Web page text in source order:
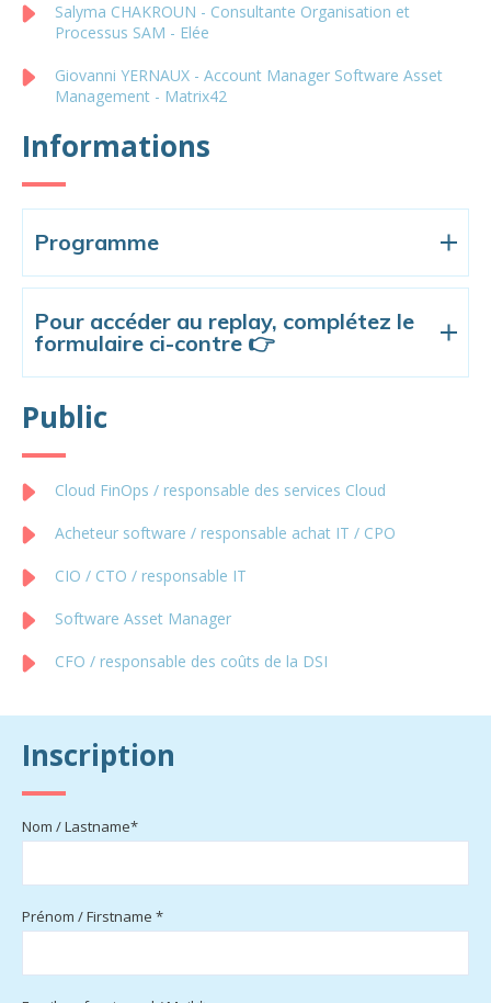
Salyma CHAKROUN - Consultante Organisation et
Processus SAM - Elée
Giovanni YERNAUX - Account Manager Software Asset
Management - Matrix42
Informations
Programme
Pour accéder au replay, complétez le
formulaire ci-contre 👉
Public
Cloud FinOps / responsable des services Cloud
Acheteur software / responsable achat IT / CPO
CIO / CTO / responsable IT
Software Asset Manager
CFO / responsable des coûts de la DSI
Inscription
Nom / Lastname*
Prénom / Firstname *